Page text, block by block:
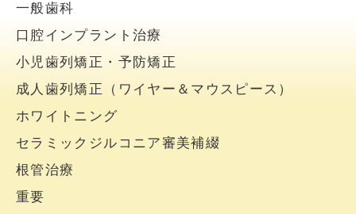
一般歯科
口腔インプラント治療
小児歯列矯正・予防矯正
成人歯列矯正（ワイヤー＆マウスピース）
ホワイトニング
セラミックジルコニア審美補綴
根管治療
重要